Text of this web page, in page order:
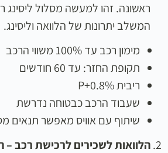
ראשונה. זהו למעשה מסלול ליסינג
המשלב יתרונות של הלוואה וליסינג.
מימון רכב עד 100% משווי הרכב
תקופת החזר: עד 60 חודשים
ריבית P+0.8%
שעבוד הרכב כבטוחה נדרשת
שיתוף עם אוויס מאפשר תנאים
הלוואות לשכירים לרכישת רכב